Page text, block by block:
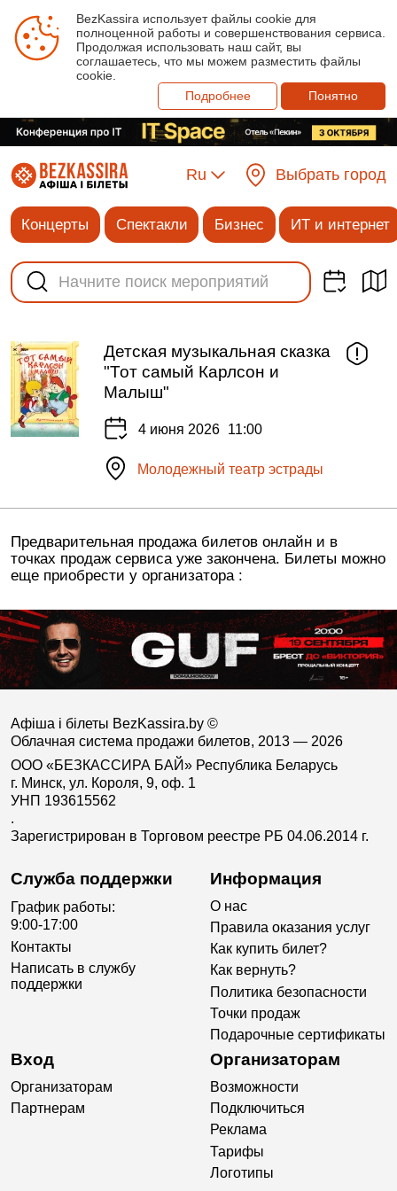
BezKassira использует файлы cookie для
полноценной работы и совершенствования сервиса.
Продолжая использовать наш сайт, вы
соглашаетесь, что мы можем разместить файлы
cookie.
Подробнее
Понятно
Ru Выбрать город
Концерты Спектакли Бизнес ИТ и интернет
Детская музыкальная сказка
"Тот самый Карлсон и
Малыш"
4 июня 2026 11:00
Молодежный театр эстрады
Предварительная продажа билетов онлайн и в
точках продаж сервиса уже закончена. Билеты можно
еще приобрести у организатора :
Афіша і білеты BezKassira.by ©
Облачная система продажи билетов, 2013 — 2026
ООО «БЕЗКАССИРА БАЙ» Республика Беларусь
г. Минск, ул. Короля, 9, оф. 1
УНП 193615562
.
Зарегистрирован в Торговом реестре РБ 04.06.2014 г.
Служба поддержки
График работы:
9:00-17:00
Контакты
Написать в службу
поддержки
Информация
О нас
Правила оказания услуг
Как купить билет?
Как вернуть?
Политика безопасности
Точки продаж
Подарочные сертификаты
Вход
Организаторам
Партнерам
Организаторам
Возможности
Подключиться
Реклама
Тарифы
Логотипы